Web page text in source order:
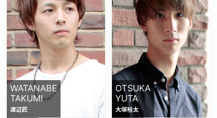
WATANABE
TAKUMI
渡辺匠
OTSUKA
YUTA
大塚裕太